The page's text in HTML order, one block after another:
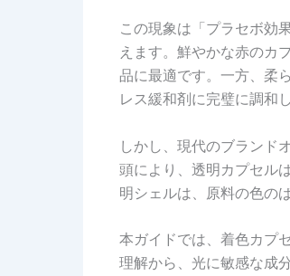
この現象は「プラセボ効
えます。鮮やかな赤のカ
品に最適です。一方、柔
レス緩和剤に完璧に調和
しかし、現代のブランド
頭により、透明カプセル
明シェルは、原料の色の
本ガイドでは、着色カプ
理解から、光に敏感な成